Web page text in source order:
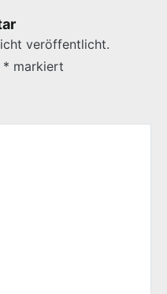
veröffentlicht.
* markiert